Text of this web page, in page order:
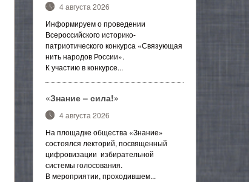
4 августа 2026
Информируем о проведении
Всероссийского историко-
патриотического конкурса «Связующая
нить народов России».
К участию в конкурсе...
«Знание – сила!»
4 августа 2026
На площадке общества «Знание»
состоялся лекторий, посвященный
цифровизации избирательной
системы голосования.
В мероприятии, проходившем...